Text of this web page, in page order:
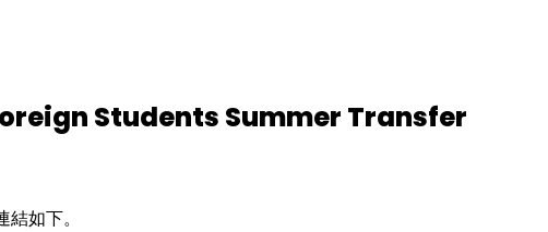
Foreign Students Summer Transfer
如下。